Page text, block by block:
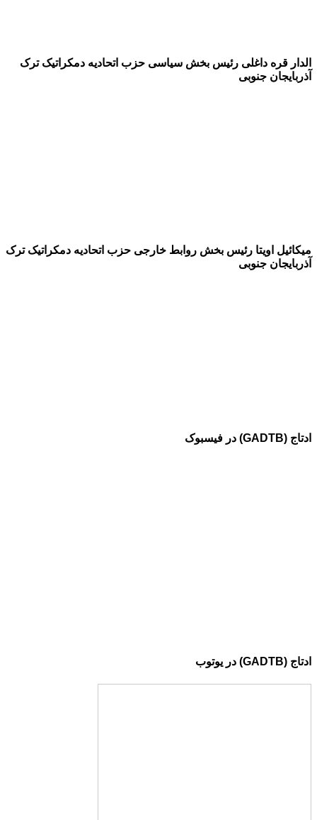
الدار قره داغلی رئیس بخش سیاسی حزب اتحادیه دمکراتیک ترک
آذربایجان جنوبی
میکائیل اویتا رئیس بخش روابط خارجی حزب اتحادیه دمکراتیک ترک
آذربایجان جنوبی
ادتاج (GADTB) در فیسبوک
ادتاج (GADTB) در یوتوب